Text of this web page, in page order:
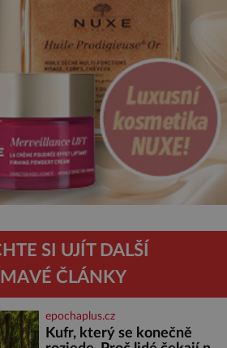
SI UJÍT DALŠÍ
ČLÁNKY
epochaplus.cz
Kufr, který se konečně